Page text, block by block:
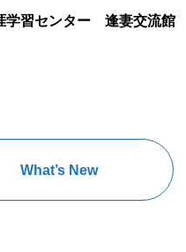
学習センター 逢妻交流館
What’s New